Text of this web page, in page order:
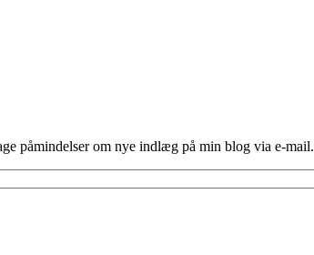
påmindelser om nye indlæg på min blog via e-mail.